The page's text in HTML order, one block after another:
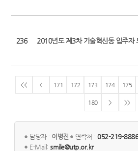
236 2010년도 제3차 기술혁신동 입주자
<< < 171 172 173 174 175
180 > >>
담당자 : 이병진 연락처 :052-219-
E-Mail:smile@utp.or.kr